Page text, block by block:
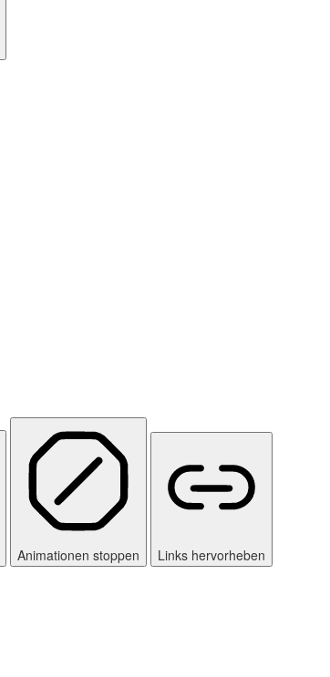
Animationen stoppen
Links hervorheben